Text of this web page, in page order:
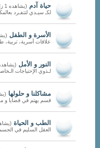
حياة آدم (يشاهده 1 زائر)
لكـ سيـدي لتتفـرد
الأسرة و الطفل
علاقات أسرية،
النور و الأمل (يشاهده 3
لـذوي الإحتياجات
مشاكلنا و حلولها
قسم يهتم في قضايا و
الطب و الحياة (يشاهده
العقل السليم في